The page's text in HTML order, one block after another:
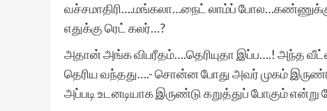
வச்சமாதிரி….மங்கலா…நைட் லாம்ப்
எதுக்கு ரெட் கலர்…?
அதான் அங்க விபரீதம்….தெரியுதா இப்ப….! அந்த
தெரிய வந்தது….- சொன்ன போது அவர் முகம்
அப்படி உடனடியாக இருண்டு கறுத்துப் போகும் என்று